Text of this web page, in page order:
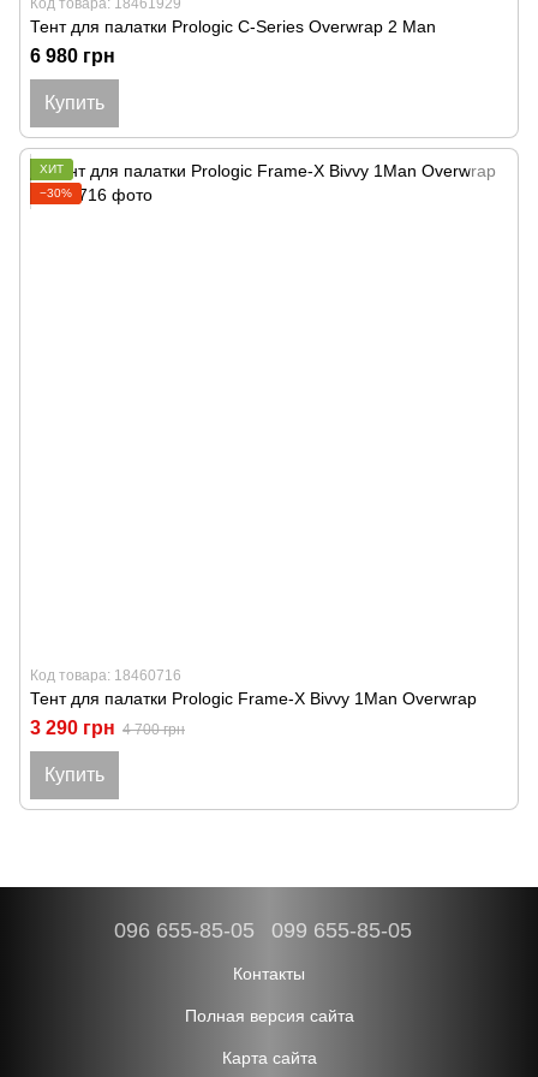
Код товара: 18461929
Тент для палатки Prologic C-Series Overwrap 2 Man
6 980 грн
Купить
ХИТ
−30%
Код товара: 18460716
Тент для палатки Prologic Frame-X Bivvy 1Man Overwrap
3 290 грн 4 700 грн
Купить
096 655-85-05 099 655-85-05
Контакты
Полная версия сайта
Карта сайта